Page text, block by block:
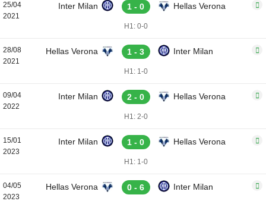
25/04
2021
Inter Milan 1 - 0 Hellas Verona
H1: 0-0
28/08
2021
Hellas Verona 1 - 3 Inter Milan
H1: 1-0
09/04
2022
Inter Milan 2 - 0 Hellas Verona
H1: 2-0
15/01
2023
Inter Milan 1 - 0 Hellas Verona
H1: 1-0
04/05
2023
Hellas Verona 0 - 6 Inter Milan